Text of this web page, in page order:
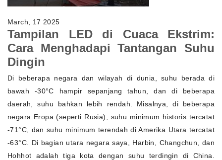
March, 17 2025
Tampilan LED di Cuaca Ekstrim:
Cara Menghadapi Tantangan Suhu
Dingin
Di beberapa negara dan wilayah di dunia, suhu berada di
bawah -30°C hampir sepanjang tahun, dan di beberapa
daerah, suhu bahkan lebih rendah. Misalnya, di beberapa
negara Eropa (seperti Rusia), suhu minimum historis tercatat
-71°C, dan suhu minimum terendah di Amerika Utara tercatat
-63°C. Di bagian utara negara saya, Harbin, Changchun, dan
Hohhot adalah tiga kota dengan suhu terdingin di China.